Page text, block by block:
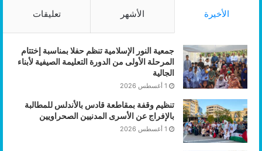
الأخيرة الأشهر تعليقات
جمعية النور الإسلامية تنظم حفلا بمناسبة إختتام
المرحلة الأولى من الدورة التعليمة الصيفية لأبناء
الجالية
1 أغسطس 2026
تنظيم وقفة بمقاطعة قادس بالأندلس للمطالبة
بالإفراج عن الأسرى المدنيين الصحراويين
1 أغسطس 2026